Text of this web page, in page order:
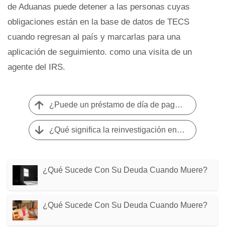
de Aduanas puede detener a las personas cuyas
obligaciones están en la base de datos de TECS
cuando regresan al país y marcarlas para una
aplicación de seguimiento. como una visita de un
agente del IRS.
¿Puede un préstamo de día de pago demandarlo por un préstamo ilícito?
¿Qué significa la reinvestigación en una disputa de informe crediticio?
¿Qué Sucede Con Su Deuda Cuando Muere?
¿Qué Sucede Con Su Deuda Cuando Muere?